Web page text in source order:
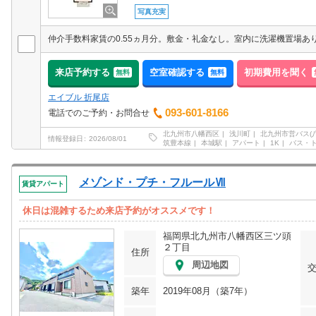
写真充実
来店予約する 無料 空室確認する 無料 初期費用を聞く
エイブル 折尾店
電話でのご予約・お問合せ
093-601-8166
情報登録日 2026/08/01
北九州市八幡西区 浅川町
北九州市営バス(
筑豊本線
本城駅 アパート 1K バス・
賃貸アパート メゾンド・プチ・フルールⅦ
休日は混雑するため来店予約がオススメです！
住所
福岡県北九州市八幡西区三ツ頭
２丁目
周辺地図
築年 2019年08月（築7年）